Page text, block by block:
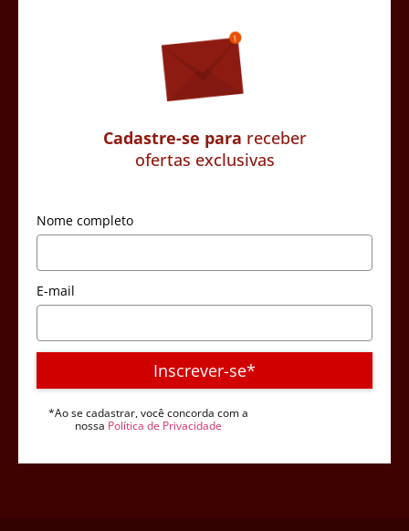
Cadastre-se para receber
ofertas exclusivas
Nome completo
E-mail
Inscrever-se*
*Ao se cadastrar, você concorda com a
nossa Política de Privacidade